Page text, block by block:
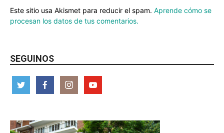
Este sitio usa Akismet para reducir el spam. Aprende cómo se
procesan los datos de tus comentarios.
SEGUINOS